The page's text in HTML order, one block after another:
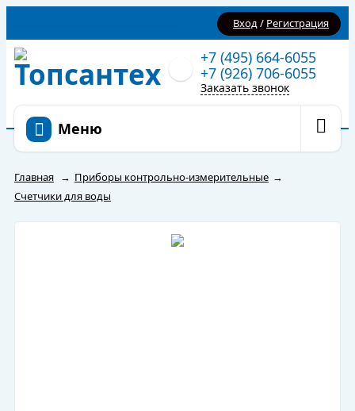
Вход/ Регистрация
+7 (495) 664-6055
+7 (926) 706-6055
Заказать звонок
Меню
Главная → Приборы контрольно-измерительные →
Счетчики для воды